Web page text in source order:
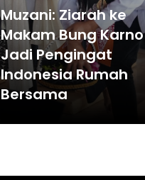
Muzani: Ziarah ke
Makam Bung Karno
Jadi Pengingat
Indonesia Rumah
Bersama